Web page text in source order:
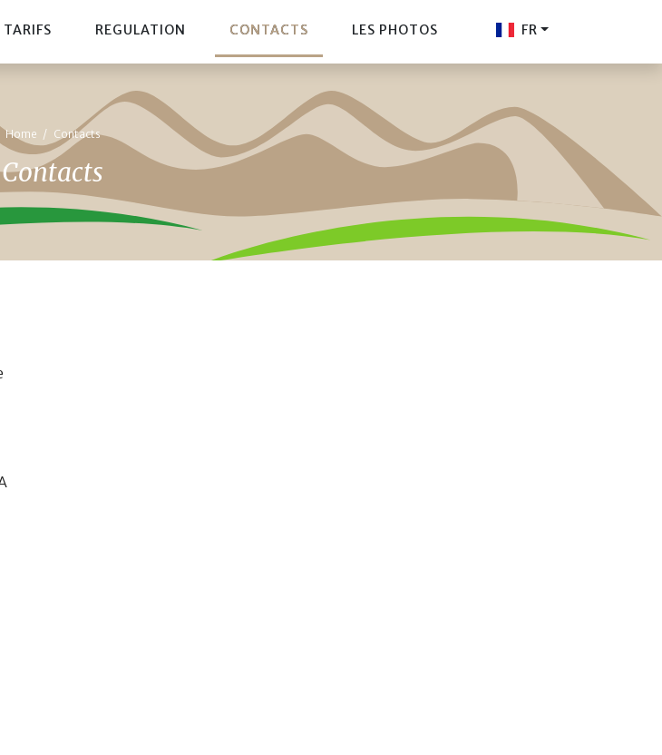
REGULATION CONTACTS LES PHOTOS FR
Home Contacts
Contacts